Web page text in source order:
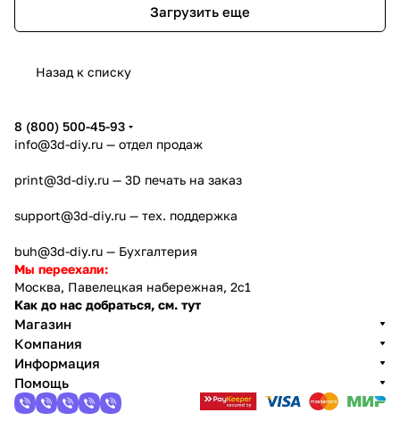
Загрузить еще
Назад к списку
8 (800) 500-45-93
info@3d-diy.ru — отдел продаж
print@3d-diy.ru — 3D печать на заказ
support@3d-diy.ru — тех. поддержка
buh@3d-diy.ru — Бухгалтерия
Мы переехали:
Москва, Павелецкая набережная, 2с1
Как до нас добраться, см. тут
Магазин
Компания
Информация
Помощь